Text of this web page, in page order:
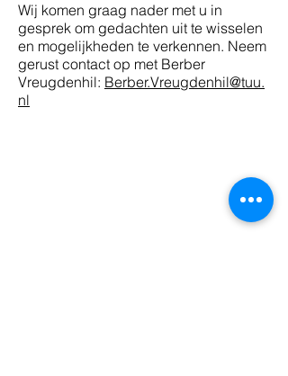
Wij komen graag nader met u in
gesprek om gedachten uit te wisselen
en mogelijkheden te verkennen. Neem
gerust contact op met Berber
Vreugdenhil: Berber.Vreugdenhil@tuu.
nl